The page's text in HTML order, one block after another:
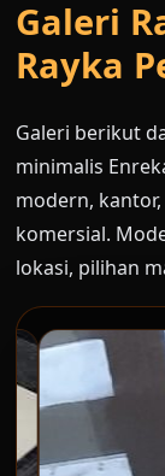
Galeri
Rayka
Galeri berikut
minimalis
modern,
komersial.
lokasi, pilihan